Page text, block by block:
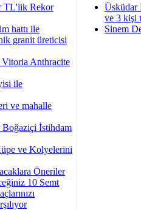
TL'lik Rekor
hattı ile
granit üreticisi
Anthracite
ile
ve mahalle
İstihdam
ve Kolyelerini
Öneriler
10 Semt
Üsküdar
ve 3 kişi
Sinem